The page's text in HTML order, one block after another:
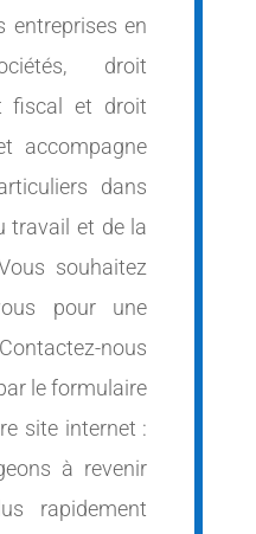
entreprises en
droit
fiscal et droit
accompagne
dans
travail et de la
souhaitez
pour une
nous
le formulaire
site internet :
à revenir
rapidement